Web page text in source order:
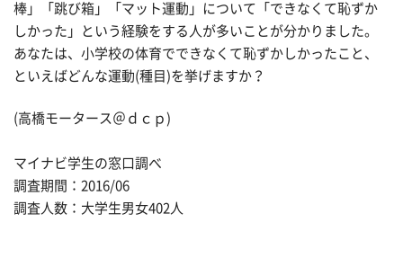
棒」「跳び箱」「マット運動」について「できなくて恥ずか
しかった」という経験をする人が多いことが分かりました。
あなたは、小学校の体育でできなくて恥ずかしかったこと、
といえばどんな運動(種目)を挙げますか？
(高橋モータース＠ｄｃｐ)
マイナビ学生の窓口調べ
調査期間：2016/06
調査人数：大学生男女402人